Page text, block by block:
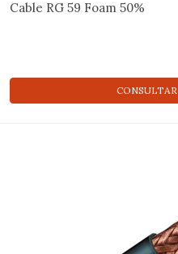
Cable RG 59 Foam 50%
CONSULTAR